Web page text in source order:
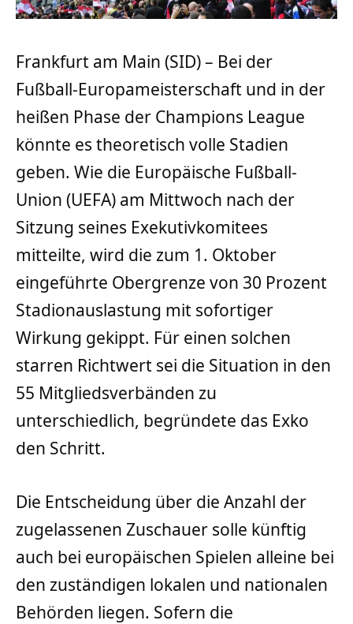
Frankfurt am Main (SID) – Bei der
Fußball-Europameisterschaft und in der
heißen Phase der Champions League
könnte es theoretisch volle Stadien
geben. Wie die Europäische Fußball-
Union (UEFA) am Mittwoch nach der
Sitzung seines Exekutivkomitees
mitteilte, wird die zum 1. Oktober
eingeführte Obergrenze von 30 Prozent
Stadionauslastung mit sofortiger
Wirkung gekippt. Für einen solchen
starren Richtwert sei die Situation in den
55 Mitgliedsverbänden zu
unterschiedlich, begründete das Exko
den Schritt.
Die Entscheidung über die Anzahl der
zugelassenen Zuschauer solle künftig
auch bei europäischen Spielen alleine bei
den zuständigen lokalen und nationalen
Behörden liegen. Sofern die